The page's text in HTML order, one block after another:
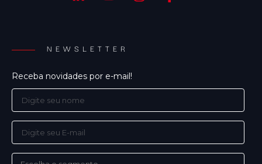
NEWSLETTER
Receba novidades por e-mail!